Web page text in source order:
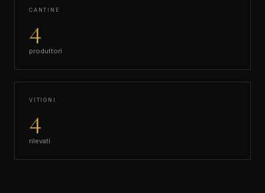
CANTINE
4
produttori
VITIGNI
4
rilevati